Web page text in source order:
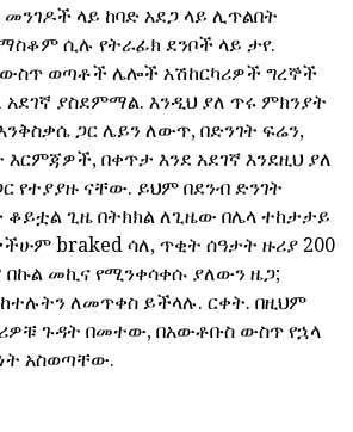
ላይ ከባድ አደጋ ላይ ሊጥልበት
ሲሉ የትራፊክ ደንቦች ላይ ታየ.
ወጣቶች ሌሎች አሽከርካሪዎች ግረኞች
ያስደምማል. እንዲህ ያለ ጥሩ ምክንያት
ጋር ሌይን ለውጥ, በድንገት ፍሬን,
በቀጥታ እንደ አደገኛ እንደዚህ ያለ
የተያያዙ ናቸው. ይህም በደንብ ድንገት
ቆይቷል ጊዜ በትክክል ለጊዜው በሌላ ተከታታይ
braked ሳለ, ጥቂት ሰዓታት ዙሪያ 200
መኪና የሚንቀሳቀሱ ያለውን ዜጋ;
ለመጥቀስ ይችላሉ. ርቀት. በዚህም
ጉዳት በመተው, በአውቶቡስ ውስጥ የኋላ
አስወጣቸው.